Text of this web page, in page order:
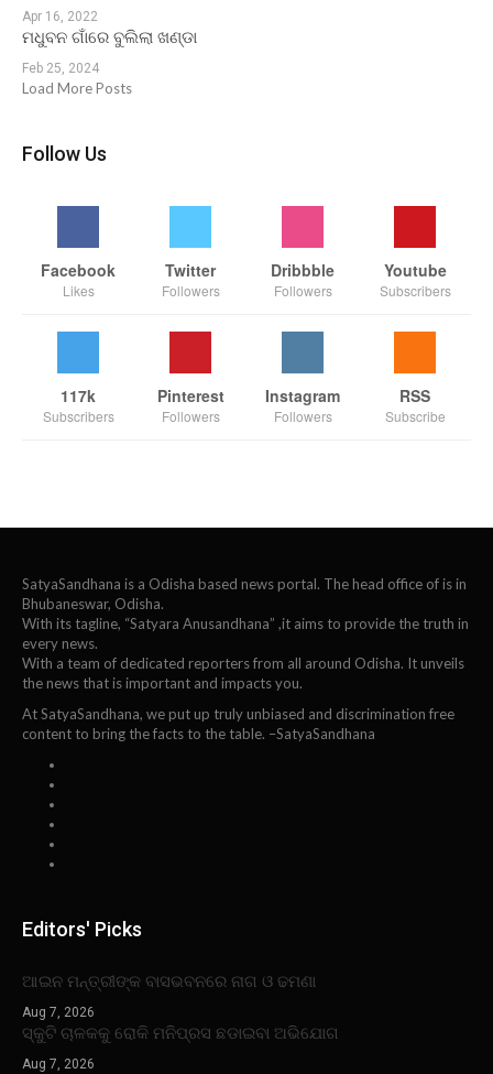
Apr 16, 2022
ମଧୁବନ ଗାଁରେ ବୁଲିଲା ଖଣ୍ଡା
Feb 25, 2024
Load More Posts
Follow Us
Facebook
Likes
Twitter
Followers
Dribbble
Followers
Youtube
Subscribers
117k
Subscribers
Pinterest
Followers
Instagram
Followers
RSS
Subscribe
SatyaSandhana is a Odisha based news portal. The head office of is in
Bhubaneswar, Odisha.
With its tagline, “Satyara Anusandhana” ,it aims to provide the truth in
every news.
With a team of dedicated reporters from all around Odisha. It unveils
the news that is important and impacts you.
At SatyaSandhana, we put up truly unbiased and discrimination free
content to bring the facts to the table. –SatyaSandhana
Editors' Picks
ଆଇନ ମନ୍ତ୍ରୀଙ୍କ ବାସଭବନରେ ନାଗ ଓ ଢମଣା
Aug 7, 2026
ସ୍କୁଟି ଚାଳକକୁ ରୋକି ମନିପ୍ରସ ଛଡାଇବା ଅଭିଯୋଗ
Aug 7, 2026